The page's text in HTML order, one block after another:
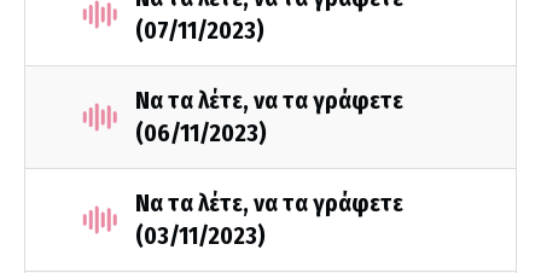
(07/11/2023)
Να τα λέτε, να τα γράφετε
(06/11/2023)
Να τα λέτε, να τα γράφετε
(03/11/2023)